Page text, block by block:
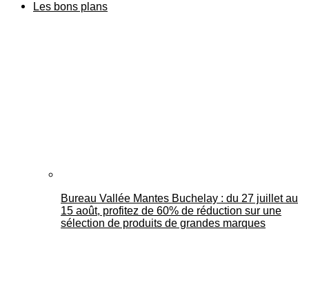
Les bons plans
Bureau Vallée Mantes Buchelay : du 27 juillet au
15 août, profitez de 60% de réduction sur une
sélection de produits de grandes marques